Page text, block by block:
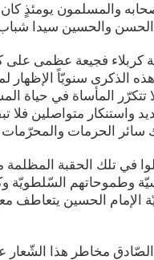
والمسلمون يومئذٍ
الحسن والحسين سيدا
كربلاء فجيعة عظمى
الذكرى سنويّاً الإظهار
تتكرّر المأساة في حياة
واستنكار متواصلين
سائر الحرمات
في تلك الحقبة المظلمة
وطموحاتهم السّلطويّة
الإمام الحسين يتعاطف
الصّادق مخاطر هذا